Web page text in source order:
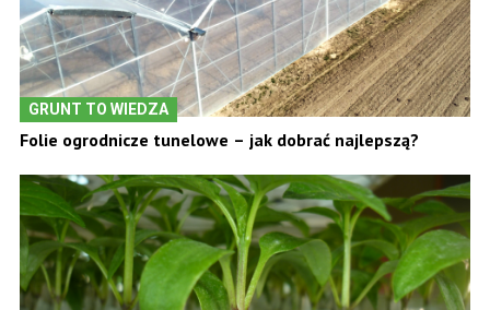
GRUNT TO WIEDZA
Folie ogrodnicze tunelowe – jak dobrać najlepszą?